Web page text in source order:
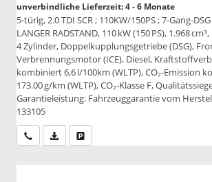
unverbindliche Lieferzeit: 4 - 6 Monate
5-türig, 2.0 TDI SCR ; 110KW/150PS ; 7-Gang-
LANGER RADSTAND, 110 kW (150 PS), 1.968 cm³,
4 Zylinder, Doppelkupplungsgetriebe (DSG),
Verbrennungsmotor (ICE), Diesel,
kombiniert 6,6 l/100km (WLTP), CO₂-Emission
173.00 g/km (WLTP), CO₂-Klasse F,
Garantieleistung: Fahrzeuggarantie vom
133105
Wir rufen Sie anPDF-Datei, Fahrzeugexposé drucken